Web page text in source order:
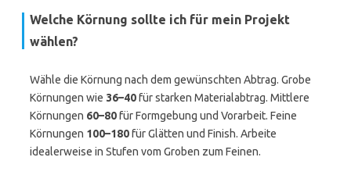
Welche Körnung sollte ich für mein Projekt
wählen?
Wähle die Körnung nach dem gewünschten Abtrag. Grobe
Körnungen wie 36–40für starken Materialabtrag. Mittlere
Körnungen 60–80für Formgebung und Vorarbeit. Feine
Körnungen 100–180für Glätten und Finish. Arbeite
idealerweise in Stufen vom Groben zum Feinen.